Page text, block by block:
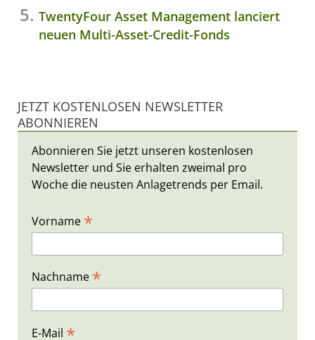
TwentyFour Asset Management lanciert
neuen Multi-Asset-Credit-Fonds
JETZT KOSTENLOSEN NEWSLETTER
ABONNIEREN
Abonnieren Sie jetzt unseren kostenlosen
Newsletter und Sie erhalten zweimal pro
Woche die neusten Anlagetrends per Email.
Vorname *
Nachname *
E-Mail *